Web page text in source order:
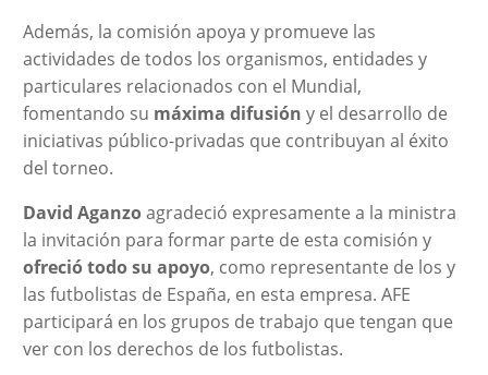
Además, la comisión apoya y promueve las
actividades de todos los organismos, entidades y
particulares relacionados con el Mundial,
fomentando su máxima difusión y el desarrollo de
iniciativas público-privadas que contribuyan al éxito
del torneo.
David Aganzoagradeció expresamente a la ministra
la invitación para formar parte de esta comisión y
ofreció todo su apoyo, como representante de los y
las futbolistas de España, en esta empresa. AFE
participará en los grupos de trabajo que tengan que
ver con los derechos de los futbolistas.